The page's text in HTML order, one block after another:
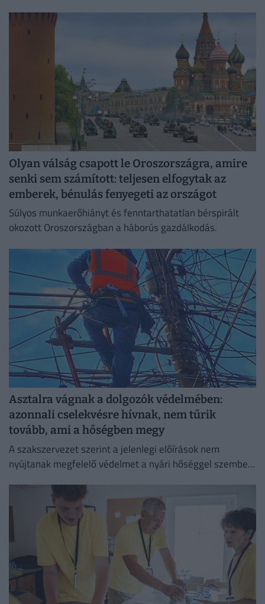
irodaházban, ahol a hűtés központilag működik.
Olyan válság csapott le Oroszországra, amire
senki sem számított: teljesen elfogytak az
emberek, bénulás fenyegeti az országot
Súlyos munkaerőhiányt és fenntarthatatlan bérspirált
okozott Oroszországban a háborús gazdálkodás.
Asztalra vágnak a dolgozók védelmében:
azonnali cselekvésre hívnak, nem tűrik
tovább, ami a hőségben megy
A szakszervezet szerint a jelenlegi előírások nem
nyújtanak megfelelő védelmet a nyári hőséggel szemben,
védelmében.